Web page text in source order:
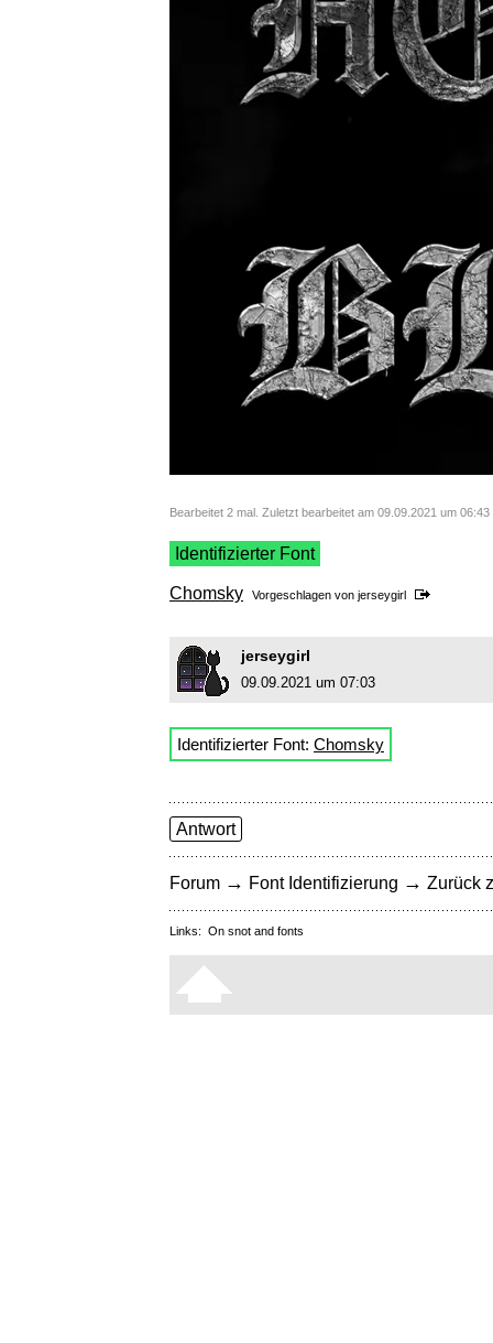
Bearbeitet 2 mal. Zuletzt bearbeitet am 09.09.2021 um
Identifizierter Font
Chomsky Vorgeschlagen von jerseygirl
jerseygirl
09.09.2021 um 07:03
Identifizierter Font: Chomsky
Antwort
Forum → Font Identifizierung → Zurück
Links: On snot and fonts